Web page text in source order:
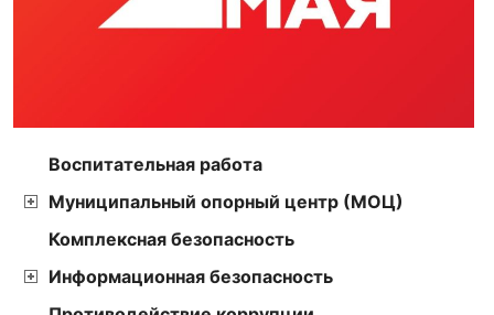
Воспитательная работа
Муниципальный опорный центр (МОЦ)
Комплексная безопасность
Информационная безопасность